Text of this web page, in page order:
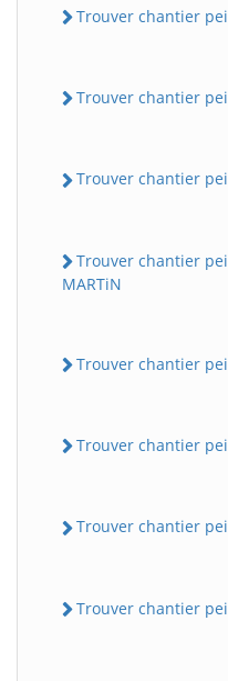
Trouver chantier
Trouver chantier
Trouver chantier
Trouver chantier
MARTiN
Trouver chantier
Trouver chantier
Trouver chantier
Trouver chantier